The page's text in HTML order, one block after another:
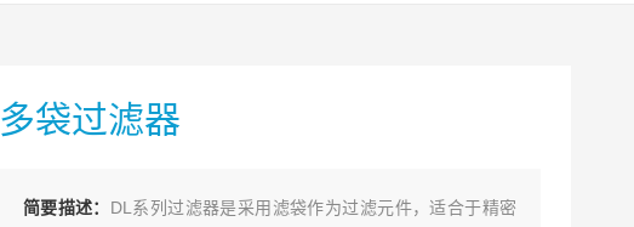
多袋过滤器
简要描述： DL系列过滤器是采用滤袋作为过滤元件，适合于精密